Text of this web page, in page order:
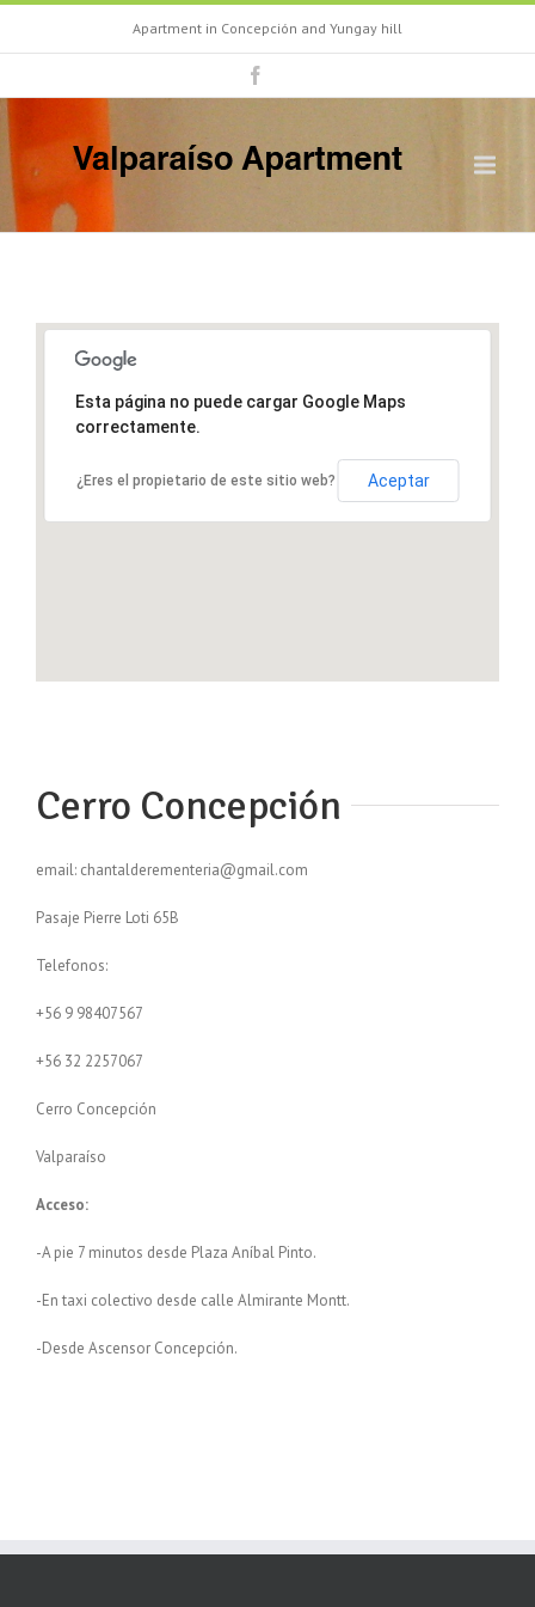
Apartment in Concepción and Yungay hill
Esta página no puede cargar Google Maps
correctamente.
¿Eres el propietario de este sitio web? Aceptar
Cerro Concepción
email: chantalderementeria@gmail.com
Pasaje Pierre Loti 65B
Telefonos:
+56 9 98407567
+56 32 2257067
Cerro Concepción
Valparaíso
Acceso:
-A pie 7 minutos desde Plaza Aníbal Pinto.
-En taxi colectivo desde calle Almirante Montt.
-Desde Ascensor Concepción.